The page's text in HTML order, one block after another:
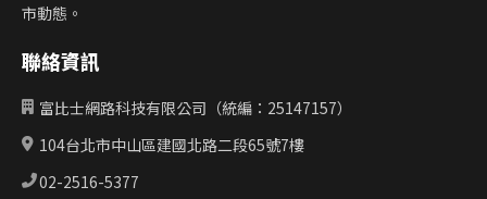
市動態。
聯絡資訊
富比士網路科技有限公司（統編：25147157）
104台北市中山區建國北路二段65號7樓
02-2516-5377